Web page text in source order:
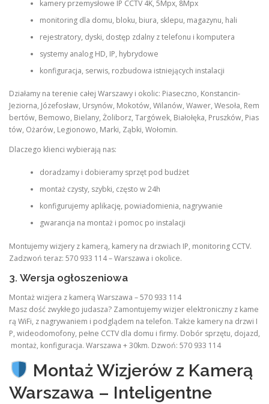
kamery przemysłowe IP CCTV 4K, 5Mpx, 8Mpx
monitoring dla domu, bloku, biura, sklepu, magazynu, hali
rejestratory, dyski, dostęp zdalny z telefonu i komputera
systemy analog HD, IP, hybrydowe
konfiguracja, serwis, rozbudowa istniejących instalacji
Działamy na terenie całej Warszawy i okolic: Piaseczno, Konstancin-
Jeziorna, Józefosław, Ursynów, Mokotów, Wilanów, Wawer, Wesoła, Rem
bertów, Bemowo, Bielany, Żoliborz, Targówek, Białołęka, Pruszków, Pias
tów, Ożarów, Legionowo, Marki, Ząbki, Wołomin.
Dlaczego klienci wybierają nas:
doradzamy i dobieramy sprzęt pod budżet
montaż czysty, szybki, często w 24h
konfigurujemy aplikację, powiadomienia, nagrywanie
gwarancja na montaż i pomoc po instalacji
Montujemy wizjery z kamerą, kamery na drzwiach IP, monitoring CCTV.
Zadzwoń teraz: 570 933 114 – Warszawa i okolice.
3. Wersja ogłoszeniowa
Montaż wizjera z kamerą Warszawa – 570 933 114
Masz dość zwykłego judasza? Zamontujemy wizjer elektroniczny z kame
rą WiFi, z nagrywaniem i podglądem na telefon. Także kamery na drzwi I
P, wideodomofony, pełne CCTV dla domu i firmy. Dobór sprzętu, dojazd,
montaż, konfiguracja. Warszawa + 30km. Dzwoń: 570 933 114
Montaż Wizjerów z Kamerą
Warszawa – Inteligentne